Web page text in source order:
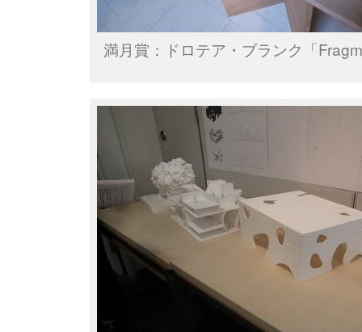
満月賞：ドロテア・ブランク「